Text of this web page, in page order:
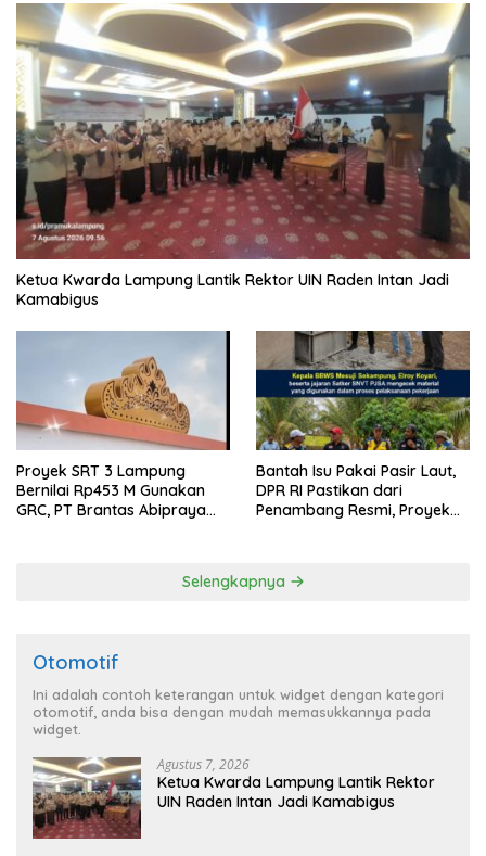
Ketua Kwarda Lampung Lantik Rektor UIN Raden Intan Jadi
Kamabigus
Proyek SRT 3 Lampung
Bernilai Rp453 M Gunakan
GRC, PT Brantas Abipraya
Bantah Isu Pakai Pasir Laut,
DPR RI Pastikan dari
Penambang Resmi, Proyek
Selengkapnya
Otomotif
Ini adalah contoh keterangan untuk widget dengan kategori
otomotif, anda bisa dengan mudah memasukkannya pada
widget.
Agustus 7, 2026
Ketua Kwarda Lampung Lantik Rektor
UIN Raden Intan Jadi Kamabigus